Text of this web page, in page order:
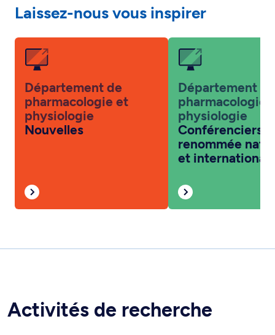
Laissez-nous vous inspirer
Département de
pharmacologie et
physiologie
Nouvelles
Département de
pharmacologie
physiologie
Conférenciers
renommée
et
Activités de recherche